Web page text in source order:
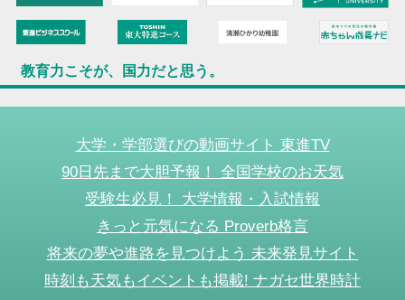
教育力こそが、国力だと思う。
大学・学部選びの動画サイト 東進TV
90日先まで大胆予報！ 全国学校のお天気
受験生必見！ 大学情報・入試情報
きっと元気になる Proverb格言
将来の夢や進路を見つけよう 未来発見サイト
時刻も天気もイベントも掲載! ナガセ世界時計